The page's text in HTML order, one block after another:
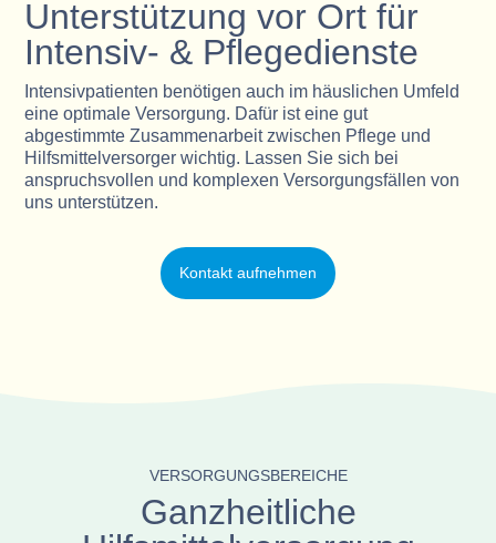
Unterstützung vor Ort für
Intensiv- & Pflegedienste
Intensivpatienten benötigen auch im häuslichen Umfeld
eine optimale Versorgung. Dafür ist eine gut
abgestimmte Zusammenarbeit zwischen Pflege und
Hilfsmittelversorger wichtig. Lassen Sie sich bei
anspruchsvollen und komplexen Versorgungsfällen von
uns unterstützen.
Kontakt aufnehmen
VERSORGUNGSBEREICHE
Ganzheitliche